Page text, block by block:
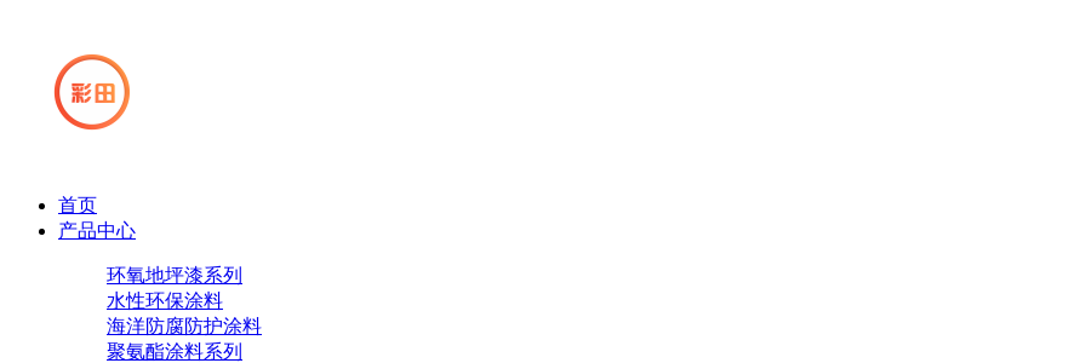
首页
产品中心
环氧地坪漆系列
水性环保涂料
海洋防腐防护涂料
聚氨酯涂料系列